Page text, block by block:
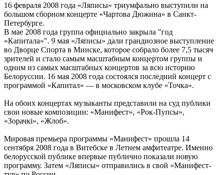
16 февраля 2008 года «Ляписы» триумфально выступили на
большом сборном концерте «Чартова Дюжина» в Санкт-
Петербурге.
В мае 2008 года группа официально закрыла "год
«Капитала»". 9 мая «Ляписы» дали грандиозное выступление
во Дворце Спорта в Минске, которое собрало более 7,5 тысяч
зрителей и стало самым масштабным концертом группы и
одним из самых масштабных концертов за всю историю
Белоруссии. 16 мая 2008 года состоялся последний концерт с
программой «Капитал» — в московском клубе «Точка».
На обоих концертах музыканты представили на суд публики
свои новые композиции: «Манифест», «Рок-Пупсы»,
«Зорачкі», «Жлоб».
Мировая премьера программы «Манифест» прошла 14
сентября 2008 года в Витебске в Летнем амфитеатре. Именно
белорусской публике впервые публично показали новую
программу. Затем «Ляписы» отправились в свой «Манифест-